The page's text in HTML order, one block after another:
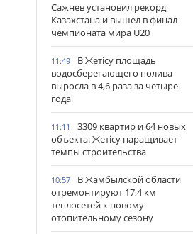
Сажнев установил рекорд
Казахстана и вышел в финал
чемпионата мира U20
11:49
В Жетісу площадь
водосберегающего полива
выросла в 4,6 раза за четыре
года
11:11
3309 квартир и 64 новых
объекта: Жетісу наращивает
темпы строительства
10:57
В Жамбылской области
отремонтируют 17,4 км
теплосетей к новому
отопительному сезону